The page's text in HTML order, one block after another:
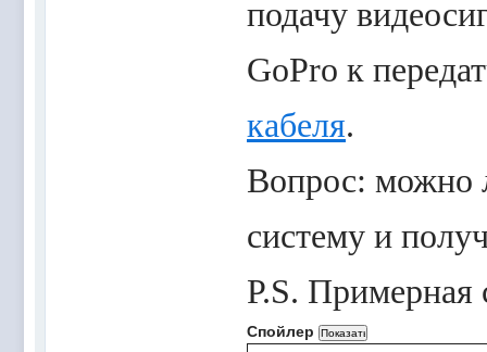
подачу
GoPro к
кабеля.
Вопрос: можно
систему и
P.S. Примерная
Спойлер